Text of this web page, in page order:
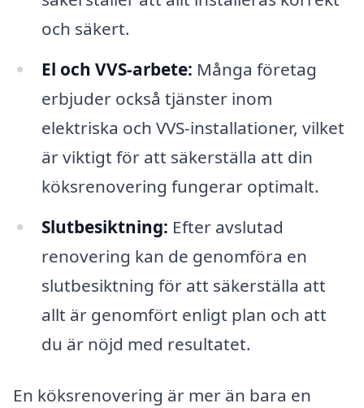
och säkert.
El och VVS-arbete: Många företag
erbjuder också tjänster inom
elektriska och VVS-installationer, vilket
är viktigt för att säkerställa att din
köksrenovering fungerar optimalt.
Slutbesiktning: Efter avslutad
renovering kan de genomföra en
slutbesiktning för att säkerställa att
allt är genomfört enligt plan och att
du är nöjd med resultatet.
En köksrenovering är mer än bara en